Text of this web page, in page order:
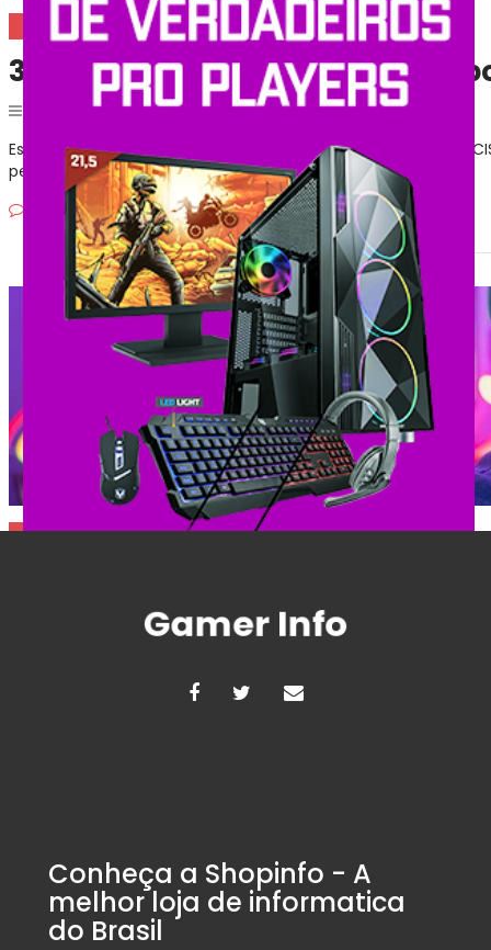
Games
350 nicks para jogos que você
Postado em 2 de maio de 2024 | Por Shopinfo
Está entrando no mundo dos games agora? Então, você
personalidade para os […]
Deixe um comentario
Comparativos Hardware
Shopinfo!
O monitor gamer é um periférico importante para quem
Conheça a Shopinfo - A
melhor loja de informatica
do Brasil